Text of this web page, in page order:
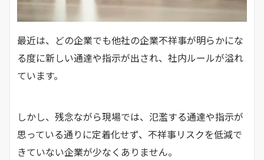
最近は、どの企業でも他社の企業不祥事が明らかにな
る度に新しい通達や指示が出され、社内ルールが溢れ
ています。
しかし、残念ながら現場では、氾濫する通達や指示が
思っている通りに定着化せず、不祥事リスクを低減で
きていない企業が少なくありません。